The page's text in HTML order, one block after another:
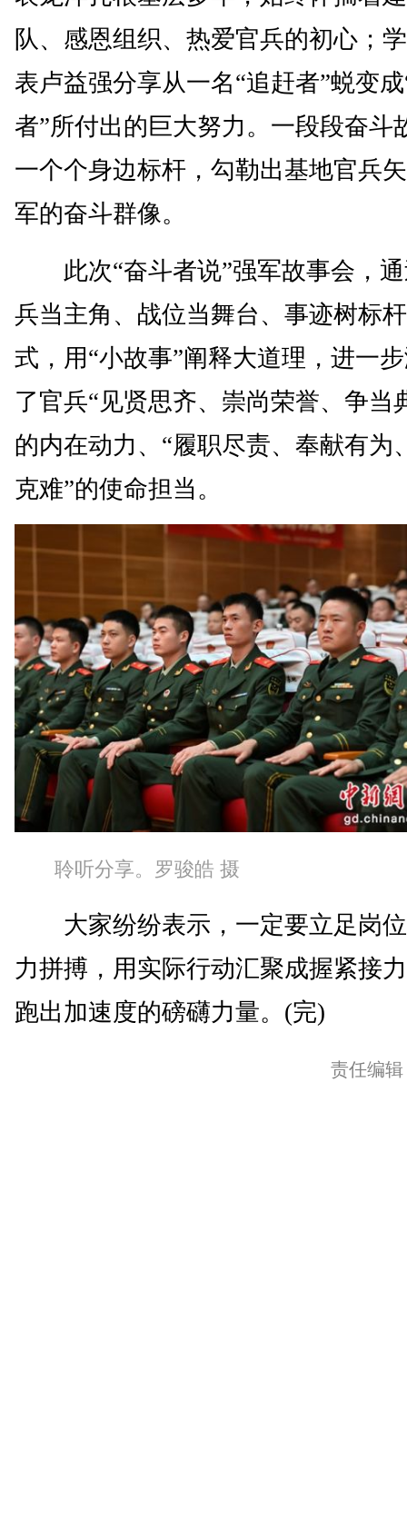
队、感恩组织、热爱官兵的初心；
表卢益强分享从一名“追赶者”蜕变
者”所付出的巨大努力。一段段奋斗
一个个身边标杆，勾勒出基地官兵
军的奋斗群像。
此次“奋斗者说”强军故事会，通
兵当主角、战位当舞台、事迹树标
式，用“小故事”阐释大道理，进一
了官兵“见贤思齐、崇尚荣誉、争当
的内在动力、“履职尽责、奉献有为
克难”的使命担当。
聆听分享。罗骏皓 摄
大家纷纷表示，一定要立足岗
力拼搏，用实际行动汇聚成握紧接
跑出加速度的磅礴力量。(完)
责任编